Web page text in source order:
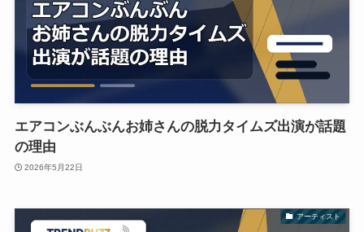
エアコンぶんぶんお姉さんの脱力タイムズ出演が話題
の理由
2026年5月22日
アーティスト